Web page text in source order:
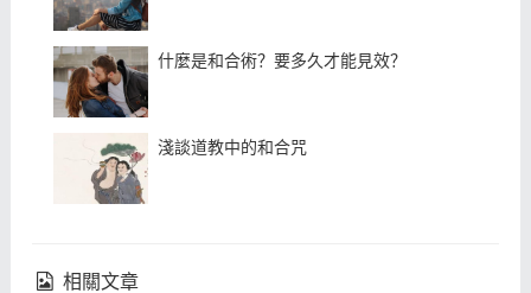
什麼是和合術？要多久才能見效？
淺談道教中的和合咒
相關文章